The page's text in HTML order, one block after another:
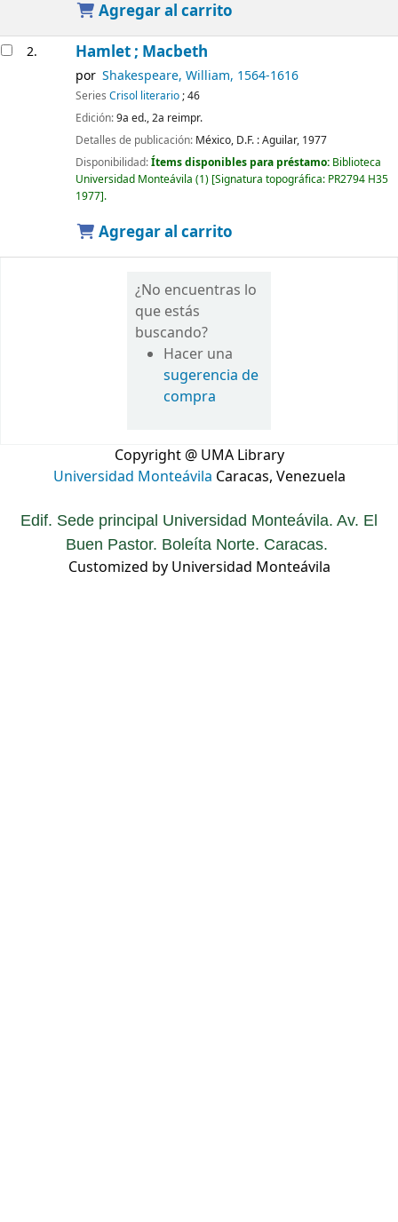
Agregar al carrito
2. Hamlet ; Macbeth
por Shakespeare, William, 1564-1616
Series Crisol literario; 46
Edición:9a ed., 2a reimpr.
Detalles de publicación: México, D.F. :Aguilar, 1977
Disponibilidad:Ítems disponibles para préstamo: Biblioteca
Universidad Monteávila (1) Signatura topográfica: PR2794 H35
1977 .
Agregar al carrito
¿No encuentras lo
que estás
buscando?
Hacer una
sugerencia de
compra
Copyright @ UMA Library
Universidad Monteávila Caracas, Venezuela
Edif. Sede principal Universidad Monteávila. Av. El
Buen Pastor. Boleíta Norte. Caracas.
Customized by Universidad Monteávila